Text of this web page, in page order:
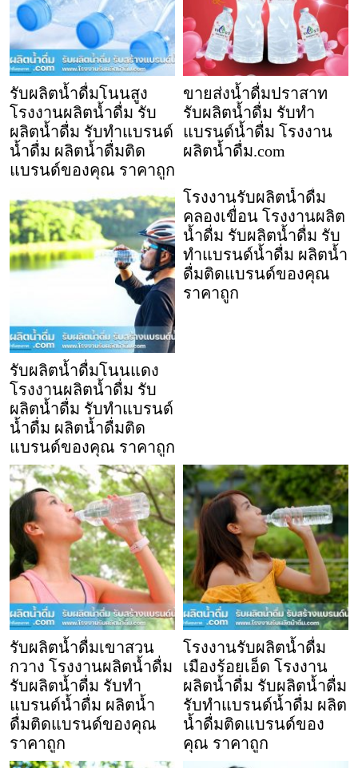
รับผลิตน้ำดื่มโนนสูง
โรงงานผลิตน้ำดื่ม รับ
ผลิตน้ำดื่ม รับทำแบรนด์
น้ำดื่ม ผลิตน้ำดื่มติด
แบรนด์ของคุณ ราคาถูก
ขายส่งน้ำดื่มปราสาท
รับผลิตน้ำดื่ม รับทำ
แบรนด์น้ำดื่ม โรงงาน
ผลิตน้ำดื่ม.com
รับผลิตน้ำดื่มโนนแดง
โรงงานผลิตน้ำดื่ม รับ
ผลิตน้ำดื่ม รับทำแบรนด์
น้ำดื่ม ผลิตน้ำดื่มติด
แบรนด์ของคุณ ราคาถูก
โรงงานรับผลิตน้ำดื่ม
คลองเขื่อน โรงงานผลิต
น้ำดื่ม รับผลิตน้ำดื่ม รับ
ทำแบรนด์น้ำดื่ม ผลิตน้ำ
ดื่มติดแบรนด์ของคุณ
ราคาถูก
รับผลิตน้ำดื่มเขาสวน
กวาง โรงงานผลิตน้ำดื่ม
รับผลิตน้ำดื่ม รับทำ
แบรนด์น้ำดื่ม ผลิตน้ำ
ดื่มติดแบรนด์ของคุณ
ราคาถูก
โรงงานรับผลิตน้ำดื่ม
เมืองร้อยเอ็ด โรงงาน
ผลิตน้ำดื่ม รับผลิตน้ำดื่ม
รับทำแบรนด์น้ำดื่ม ผลิต
น้ำดื่มติดแบรนด์ของ
คุณ ราคาถูก